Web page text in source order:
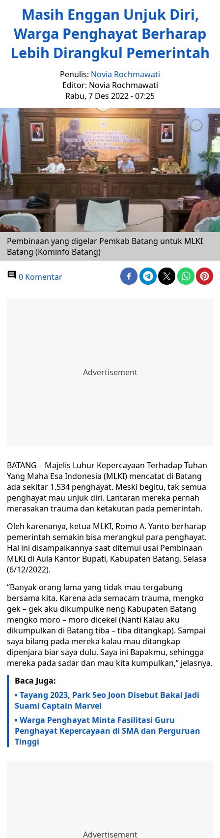
Masih Enggan Unjuk Diri,
Warga Penghayat Berharap
Lebih Dirangkul Pemerintah
Penulis: Novia Rochmawati
Editor: Novia Rochmawati
Rabu, 7 Des 2022 - 07:25
Pembinaan yang digelar Pemkab Batang untuk MLKI
Batang (Kominfo Batang)
0 Komentar
BATANG – Majelis Luhur Kepercayaan Terhadap Tuhan
Yang Maha Esa Indonesia (MLKI) mencatat di Batang
ada sekitar 1.534 penghayat. Meski begitu, tak semua
penghayat mau unjuk diri. Lantaran mereka pernah
merasakan trauma dan ketakutan pada pemerintah.
Oleh karenanya, ketua MLKI, Romo A. Yanto berharap
pemerintah semakin bisa merangkul para penghayat.
Hal ini disampaikannya saat ditemui usai Pembinaan
MLKI di Aula Kantor Bupati, Kabupaten Batang, Selasa
(6/12/2022).
“Banyak orang lama yang tidak mau tergabung
bersama kita. Karena ada semacam trauma, mengko
gek – gek aku dikumpulke neng Kabupaten Batang
mengko moro – moro dicekel (Nanti Kalau aku
dikumpulkan di Batang tiba – tiba ditangkap). Sampai
saya bilang pada mereka kalau mau ditangkap
dipenjara biar saya dulu. Saya ini Bapakmu, sehingga
mereka pada sadar dan mau kita kumpulkan,” jelasnya.
Baca Juga:
Tayang 2023, Park Seo Joon Disebut Bakal Jadi
Suami Captain Marvel
Warga Penghayat Minta Fasilitasi Guru
Penghayat Kepercayaan di SMA dan Perguruan
Tinggi